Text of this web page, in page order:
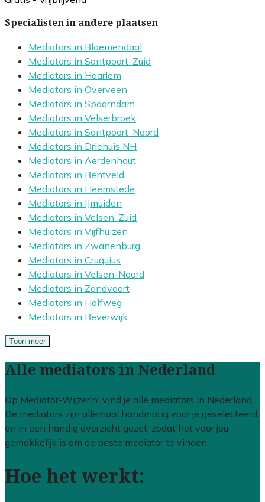
Specialisten in andere plaatsen
Mediators in Bloemendaal
Mediators in Santpoort-Zuid
Mediators in Haarlem
Mediators in Overveen
Mediators in Spaarndam
Mediators in Velserbroek
Mediators in Santpoort-Noord
Mediators in Driehuis NH
Mediators in Aerdenhout
Mediators in Bentveld
Mediators in Heemstede
Mediators in IJmuiden
Mediators in Velsen-Zuid
Mediators in Vijfhuizen
Mediators in Zwanenburg
Mediators in Cruquius
Mediators in Velsen-Noord
Mediators in Zandvoort
Mediators in Halfweg
Mediators in Beverwijk
Toon meer
Alle mediators in Nederland
Op Mediator-Wijzer.nl vind je alle mediators in Nederland.
De mediators zijn allemaal handmatig voor je geselecteerd
en in een handig overzicht gezet, zodat het voor jou
gemakkelijk is om de beste mediator te vinden.
Hoe het werkt: